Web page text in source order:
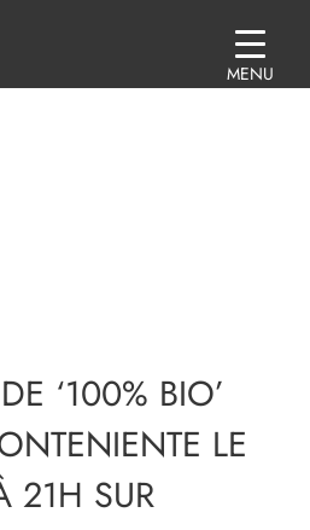
‘100% BIO’
LE
21H SUR
MENU